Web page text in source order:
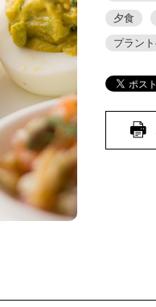
夕食
プラン